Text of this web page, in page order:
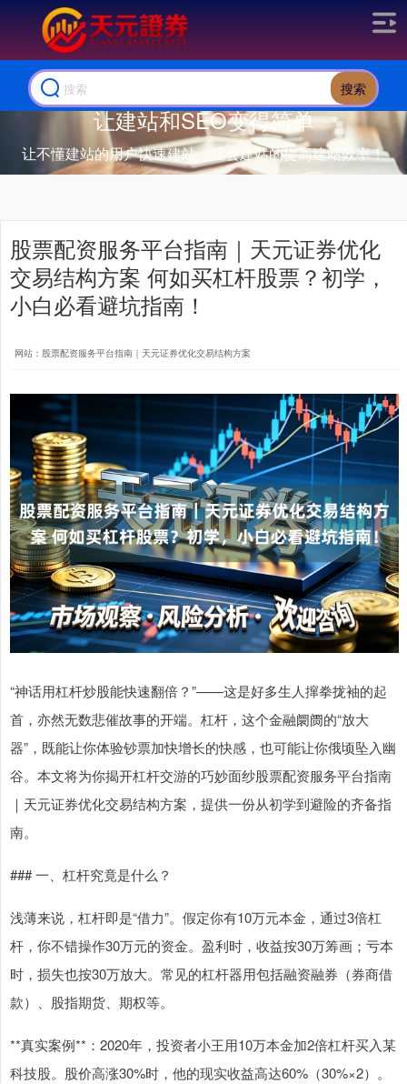
搜索
让建站和SEO变得简单
让不懂建站的用户快速建站，让会建站的提高建站效率！
股票配资服务平台指南｜天元证券优化
交易结构方案 何如买杠杆股票？初学，
小白必看避坑指南！
网站：股票配资服务平台指南｜天元证券优化交易结构方案
“神话用杠杆炒股能快速翻倍？”——这是好多生人撺拳拢袖的起
首，亦然无数悲催故事的开端。杠杆，这个金融阛阓的“放大
器”，既能让你体验钞票加快增长的快感，也可能让你俄顷坠入幽
谷。本文将为你揭开杠杆交游的巧妙面纱股票配资服务平台指南
｜天元证券优化交易结构方案，提供一份从初学到避险的齐备指
南。
### 一、杠杆究竟是什么？
浅薄来说，杠杆即是“借力”。假定你有10万元本金，通过3倍杠
杆，你不错操作30万元的资金。盈利时，收益按30万筹画；亏本
时，损失也按30万放大。常见的杠杆器用包括融资融券（券商借
款）、股指期货、期权等。
**真实案例**：2020年，投资者小王用10万本金加2倍杠杆买入某
科技股。股价高涨30%时，他的现实收益高达60%（30%×2）。